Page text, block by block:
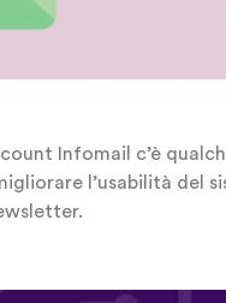
Infomail c’è
l’usabilità del